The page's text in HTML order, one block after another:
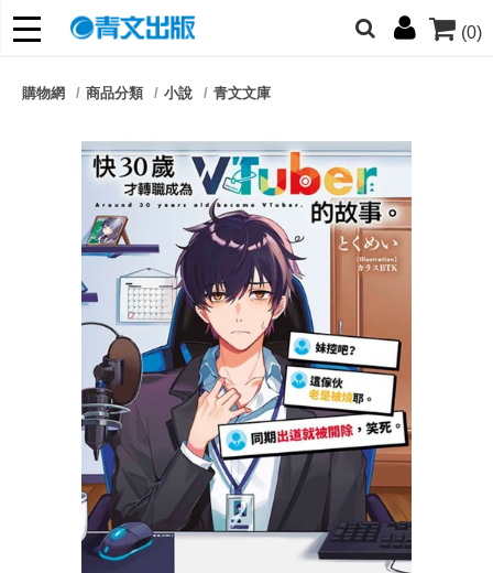
(0)
朋友們，提高警覺！
購物網 商品分類 小說 青文文庫